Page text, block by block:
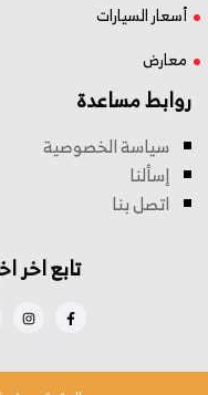
أسعار السيارات
معارض
روابط مساعدة
سياسة الخصوصية
إسألنا
اتصل بنا
تابع اخر